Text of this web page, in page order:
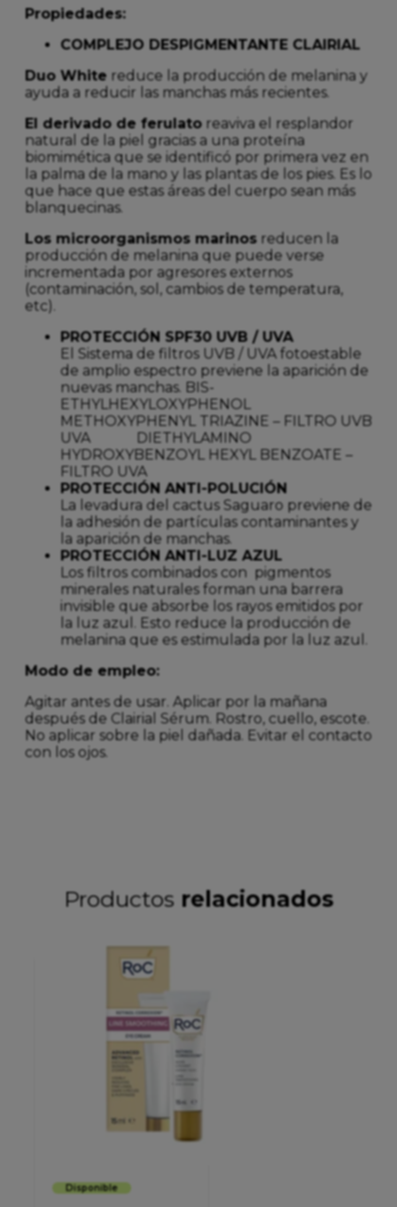
Propiedades:
COMPLEJO DESPIGMENTANTE CLAIRIAL
Duo White reduce la producción de melanina y
ayuda a reducir las manchas más recientes.
El derivado de ferulato reaviva el resplandor
natural de la piel gracias a una proteína
biomimética que se identificó por primera vez en
la palma de la mano y las plantas de los pies. Es lo
que hace que estas áreas del cuerpo sean más
blanquecinas.
Los microorganismos marinos reducen la
producción de melanina que puede verse
incrementada por agresores externos
(contaminación, sol, cambios de temperatura,
etc).
PROTECCIÓN SPF30 UVB / UVA
El Sistema de filtros UVB / UVA fotoestable
de amplio espectro previene la aparición de
nuevas manchas. BIS-
ETHYLHEXYLOXYPHENOL
METHOXYPHENYL TRIAZINE – FILTRO UVB
UVA DIETHYLAMINO
HYDROXYBENZOYL HEXYL BENZOATE –
FILTRO UVA
PROTECCIÓN ANTI-POLUCIÓN
La levadura del cactus Saguaro previene de
la adhesión de partículas contaminantes y
la aparición de manchas.
PROTECCIÓN ANTI-LUZ AZUL
Los filtros combinados con pigmentos
minerales naturales forman una barrera
invisible que absorbe los rayos emitidos por
la luz azul. Esto reduce la producción de
melanina que es estimulada por la luz azul.
Modo de empleo:
Agitar antes de usar. Aplicar por la mañana
después de Clairial Sérum. Rostro, cuello, escote.
No aplicar sobre la piel dañada. Evitar el contacto
con los ojos.
Productos relacionados
Disponible